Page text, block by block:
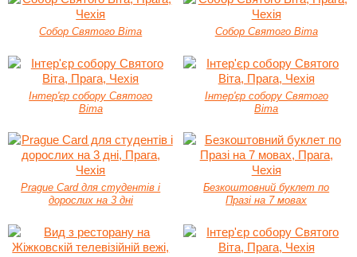
Собор Святого Віта Собор Святого Віта
Інтер'єр собору Святого
Віта
Інтер'єр собору Святого
Віта
Prague Card для студентів і
дорослих на 3 дні
Безкоштовний буклет по
Празі на 7 мовах